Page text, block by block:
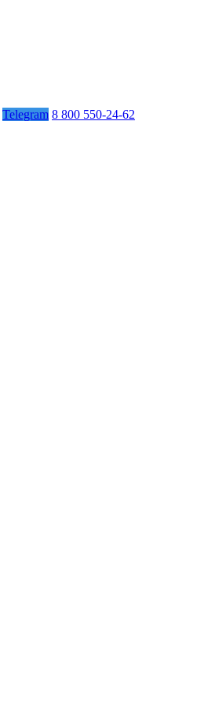
Telegram 8 800 550-24-62